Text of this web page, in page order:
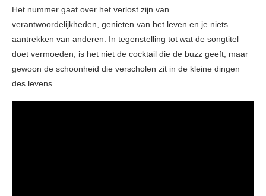
Het nummer gaat over het verlost zijn van
verantwoordelijkheden, genieten van het leven en je niets
aantrekken van anderen. In tegenstelling tot wat de songtitel
doet vermoeden, is het niet de cocktail die de buzz geeft, maar
gewoon de schoonheid die verscholen zit in de kleine dingen
des levens.